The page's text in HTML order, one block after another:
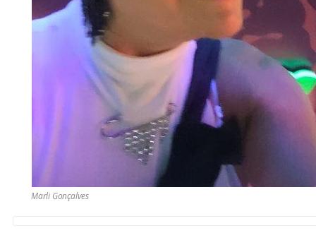
Marli Gonçalves